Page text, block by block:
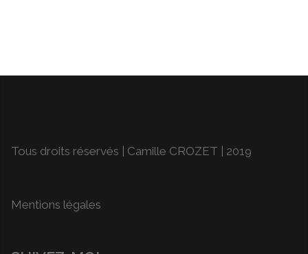
Tous droits réservés | Camille CROZET | 2019
Mentions légales